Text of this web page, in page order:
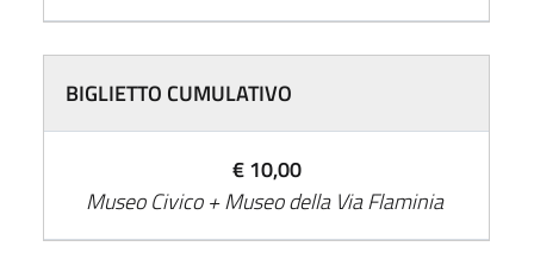
BIGLIETTO CUMULATIVO
€ 10,00
Museo Civico + Museo della Via Flaminia